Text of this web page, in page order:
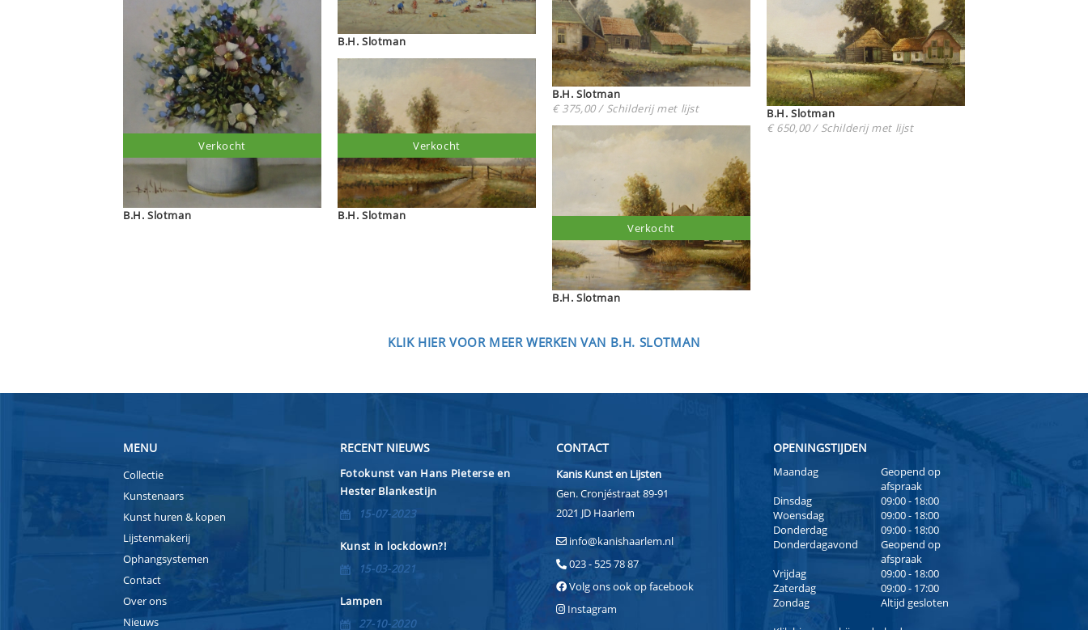
B.H. Slotman
Verkocht
B.H. Slotman
B.H. Slotman
Verkocht
B.H. Slotman
€ 375,00 / Schilderij met lijst
B.H. Slotman
Verkocht
B.H. Slotman
€ 650,00 / Schilderij met lijst
KLIK HIER VOOR MEER WERKEN VAN B.H. SLOTMAN
MENU
Collectie
Kunstenaars
Kunst huren & kopen
Lijstenmakerij
Ophangsystemen
Contact
Over ons
Nieuws
RECENT NIEUWS
Fotokunst van Hans Pieterse en
Hester Blankestijn
15-07-2023
Kunst in lockdown?!
15-03-2021
Lampen
27-10-2020
CONTACT
Kanis Kunst en Lijsten
Gen. Cronjéstraat 89-91
2021 JD Haarlem
info@kanishaarlem.nl
023 - 525 78 87
Volg ons ook op facebook
Instagram
OPENINGSTIJDEN
Maandag
Geopend op
afspraak
Dinsdag
09:00 - 18:00
Woensdag
09:00 - 18:00
Donderdag
09:00 - 18:00
Donderdagavond
Geopend op
afspraak
Vrijdag
09:00 - 18:00
Zaterdag
09:00 - 17:00
Zondag
Altijd gesloten